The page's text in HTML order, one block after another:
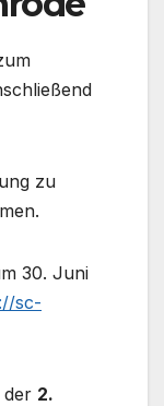
zu
30. Juni
sc-
der 2.